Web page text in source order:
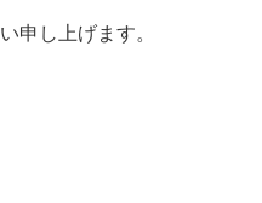
申し上げます。